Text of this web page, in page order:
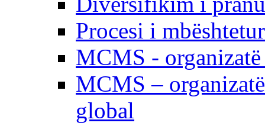
Procesi i
MCMS -
MCMS –
global